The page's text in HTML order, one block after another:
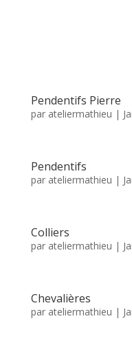
Pendentifs Pierre
par ateliermathieu |
Pendentifs
par ateliermathieu |
Colliers
par ateliermathieu |
Chevalières
par ateliermathieu |